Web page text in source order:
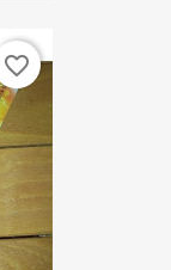
favorite_border